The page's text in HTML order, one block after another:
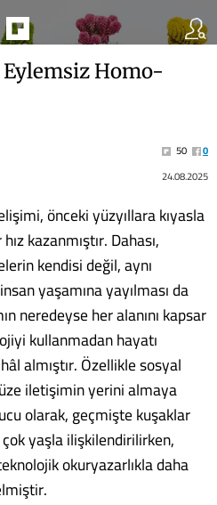
Homo-
50
0
24.08.2025
önceki yüzyıllara kıyasla
kazanmıştır. Dahası,
kendisi değil, aynı
yaşamına yayılması da
neredeyse her alanını kapsar
kullanmadan hayatı
almıştır. Özellikle sosyal
iletişimin yerini almaya
olarak, geçmişte kuşaklar
çok yaşla ilişkilendirilirken,
okuryazarlıkla daha